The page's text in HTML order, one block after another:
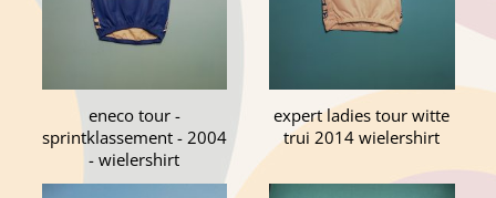
eneco tour -
sprintklassement - 2004
- wielershirt
expert ladies tour witte
trui 2014 wielershirt